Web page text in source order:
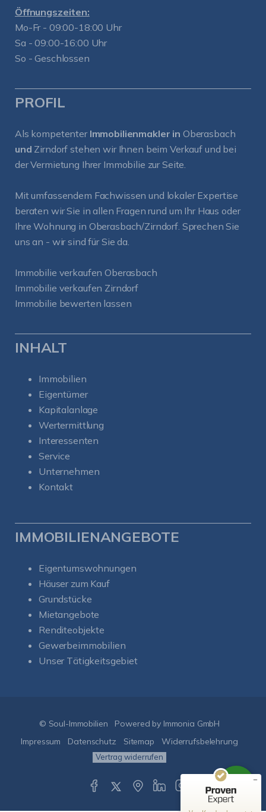
Öffnungszeiten:
Mo-Fr - 09:00-18:00 Uhr
Sa - 09:00-16:00 Uhr
So - Geschlossen
PROFIL
Als kompetenter Immobilienmakler in Oberasbach
und Zirndorf stehen wir Ihnen beim Verkauf und bei
der Vermietung Ihrer Immobilie zur Seite.
Mit umfassendem Fachwissen und lokaler Expertise
beraten wir Sie in allen Fragen rund um Ihr Haus oder
Ihre Wohnung in Oberasbach/Zirndorf. Sprechen Sie
uns an - wir sind für Sie da.
Immobilie verkaufen Oberasbach
Immobilie verkaufen Zirndorf
Immobilie bewerten lassen
INHALT
Immobilien
Eigentümer
Kapitalanlage
Wertermittlung
Interessenten
Service
Unternehmen
Kontakt
IMMOBILIENANGEBOTE
Eigentumswohnungen
Häuser zum Kauf
Grundstücke
Mietangebote
Renditeobjekte
Gewerbeimmobilien
Unser Tätigkeitsgebiet
© Soul-Immobilien
Powered by Immonia GmbH
Impressum
Datenschutz Sitemap Widerrufsbelehrung
Vertrag widerrufen
100
%
ProvenExpert.com
5,00
/
5,00
50
Bewertungen auf
ProvenExpert.com
Bewertungen von
1
anderen Quelle